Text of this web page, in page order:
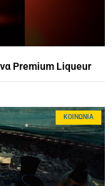
Premium Liqueur
ΚΟΙΝΩΝΊΑ